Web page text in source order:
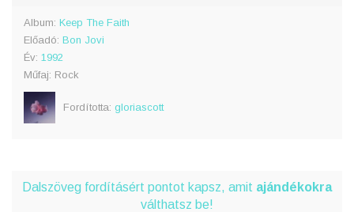
Album: Keep The Faith
Előadó: Bon Jovi
Év: 1992
Műfaj: Rock
Fordította: gloriascott
Dalszöveg fordításért pontot kapsz, amit ajándékokra
válthatsz be!